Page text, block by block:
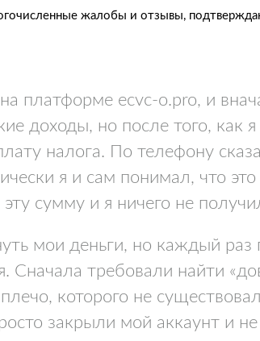
жалобы и отзывы,
на платформе ecvc-o.pro, и
доходы, но после того, как
налога. По телефону
я и сам понимал, что
сумму и я ничего не
мои деньги, но каждый раз
Сначала требовали найти
которого не
закрыли мой аккаунт и